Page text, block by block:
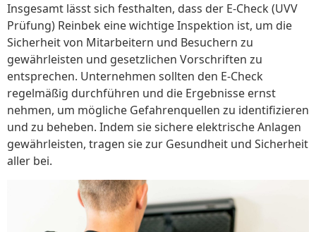
Insgesamt lässt sich festhalten, dass der E-Check (UVV
Prüfung) Reinbek eine wichtige Inspektion ist, um die
Sicherheit von Mitarbeitern und Besuchern zu
gewährleisten und gesetzlichen Vorschriften zu
entsprechen. Unternehmen sollten den E-Check
regelmäßig durchführen und die Ergebnisse ernst
nehmen, um mögliche Gefahrenquellen zu identifizieren
und zu beheben. Indem sie sichere elektrische Anlagen
gewährleisten, tragen sie zur Gesundheit und Sicherheit
aller bei.